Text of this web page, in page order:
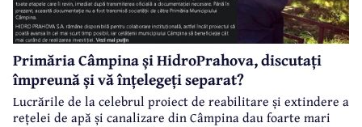
Primăria Câmpina și HidroPrahova, discutați
împreună și vă înțelegeți separat?
Lucrările de la celebrul proiect de reabilitare și extindere a
rețelei de apă și canalizare din Câmpina dau foarte mari